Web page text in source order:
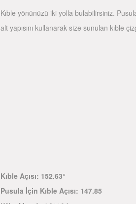
Kıble yönünüzü iki yolla bulabilirsiniz.
alt yapısını kullanarak size sunulan kıble
Kıble Açısı: 152.63°
Pusula İçin Kıble Açısı: 147.85